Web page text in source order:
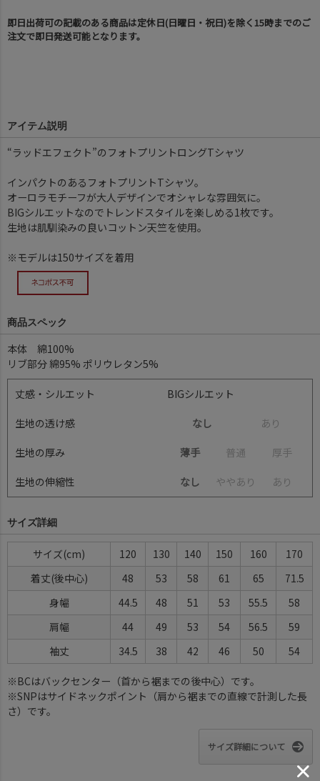
即日出荷可の記載のある商品は定休日(日曜日・祝日)を除く15時までのご
注文で即日発送可能となります。
アイテム説明
“ラッドエフェクト”のフォトプリントロングTシャツ
インパクトのあるフォトプリントTシャツ。
オーロラモチーフが大人デザインでオシャレな雰囲気に。
BIGシルエットなのでトレンドスタイルを楽しめる1枚です。
生地は肌馴染みの良いコットン天竺を使用。
※モデルは150サイズを着用
商品スペック
本体 綿100%
リブ部分 綿95% ポリウレタン5%
丈感・シルエット BIGシルエット
生地の透け感 なし あ り
生地の厚み 薄手 普通 厚手
生地の伸縮性 なし ややあ り あ り
サイズ詳細
サイズ 120 130 140 150 160
170
着丈(後中心)
48 53 58 61 65
71.5
身幅
44.5 48 51 53 55.5
58
肩幅
44 49 53 54 56.5
59
袖丈
34.5 38 42 46 50 54
※BCはバックセンター（首から裾までの後中心）です。
※SNPはサイドネックポイント（肩から裾までの直線で計測した長
さ）です。
サイズ詳細について